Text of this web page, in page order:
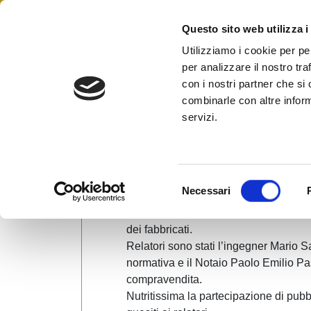
Questo sito web utilizza i
Utilizziamo i cookie per
per analizzare il nostro
con i nostri partner che si
combinarle con altre
servizi.
e
z
i
o
n
Necessari
Skip
Federazione Italiana
convegno sulla
20 Dicembre 2007byUfficio
Il giorno 20 dicembre 2007, si è
dei fabbricati.
Relatori sono stati l’ingegner Mario
normativa e il Notaio Paolo Emilio
compravendita.
Nutritissima la partecipazione di